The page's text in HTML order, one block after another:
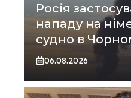
Росія
нападу на
судно в
06.08.2026